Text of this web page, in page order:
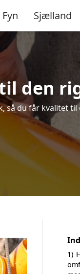
Fyn Sjælland
den
så du får kvalitet til
1)